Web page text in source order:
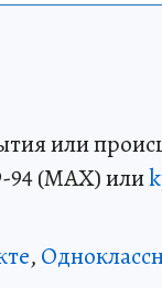
или
(MAX) или
,